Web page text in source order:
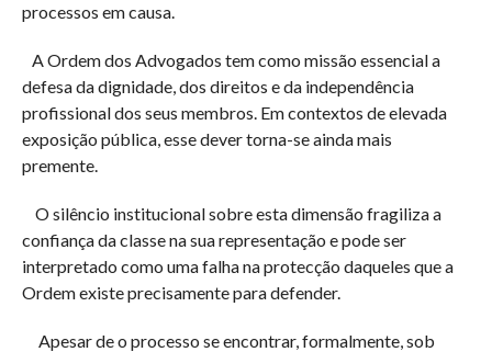
processos em causa.
A Ordem dos Advogados tem como missão essencial a
defesa da dignidade, dos direitos e da independência
profissional dos seus membros. Em contextos de elevada
exposição pública, esse dever torna-se ainda mais
premente.
O silêncio institucional sobre esta dimensão fragiliza a
confiança da classe na sua representação e pode ser
interpretado como uma falha na protecção daqueles que a
Ordem existe precisamente para defender.
Apesar de o processo se encontrar, formalmente, sob